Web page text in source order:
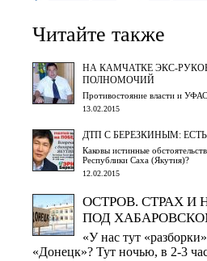
Читайте также
НА КАМЧАТКЕ ЭКС-
ПОЛНОМОЧИЙ
Противостояние власти и
13.02.2015
ДТП С БЕРЕЗКИНЫМ:
Каковы истинные
Республики Саха (Якутия)?
12.02.2015
ОСТРОВ. СТРАХ
ПОД
«У нас тут
«Донецк»? Тут ночью, в 2-3